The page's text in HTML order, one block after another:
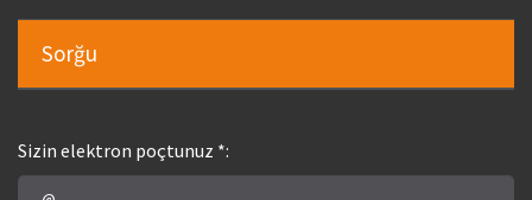
Sorğu
Sizin elektron poçtunuz *: